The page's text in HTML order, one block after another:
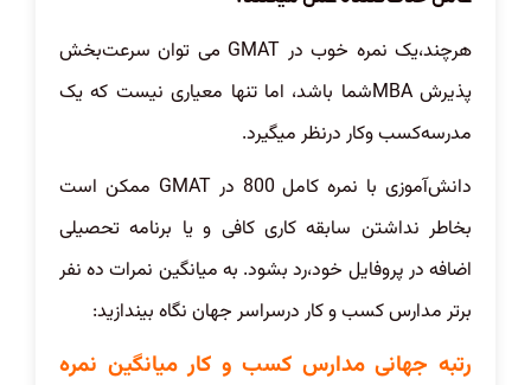
هرچند،یک نمره خوب در GMAT می توان سرعت‌بخش
پذیرش MBAشما باشد، اما تنها معیاری نیست که یک
مدرسه‌کسب وکار درنظر میگیرد.
دانش‌آموزی با نمره کامل 800 در GMAT ممکن است
بخاطر نداشتن سابقه کاری کافی و یا برنامه تحصیلی
اضافه در پروفایل خود،رد بشود. به میانگین نمرات ده نفر
برتر مدارس کسب و کار درسراسر جهان نگاه بیندازید:
رتبه جهانی مدارس کسب و کار میانگین نمره